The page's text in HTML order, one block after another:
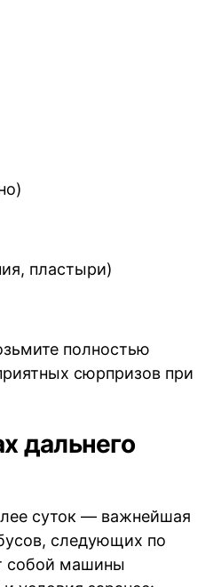
пластыри)
полностью
сюрпризов при
дальнего
суток — важнейшая
следующих по
собой машины